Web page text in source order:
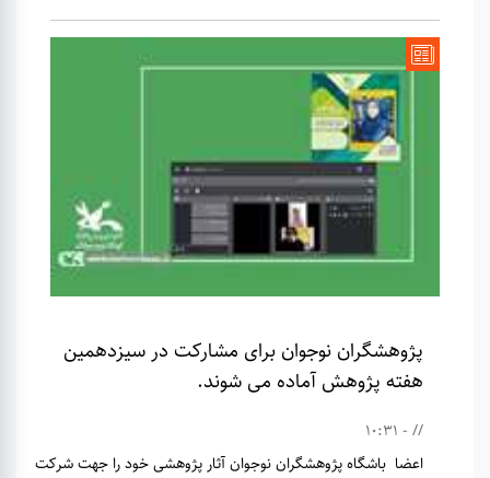
پژوهشگران نوجوان برای مشارکت در سیزدهمین
هفته پژوهش آماده می شوند.
// - 10:31
اعضا باشگاه پژوهشگران نوجوان آثار پژوهشی خود را جهت شرکت